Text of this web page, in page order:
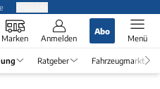
Marken Anmelden
Abo
Menü
Ratgeber Fahrzeugmarkt